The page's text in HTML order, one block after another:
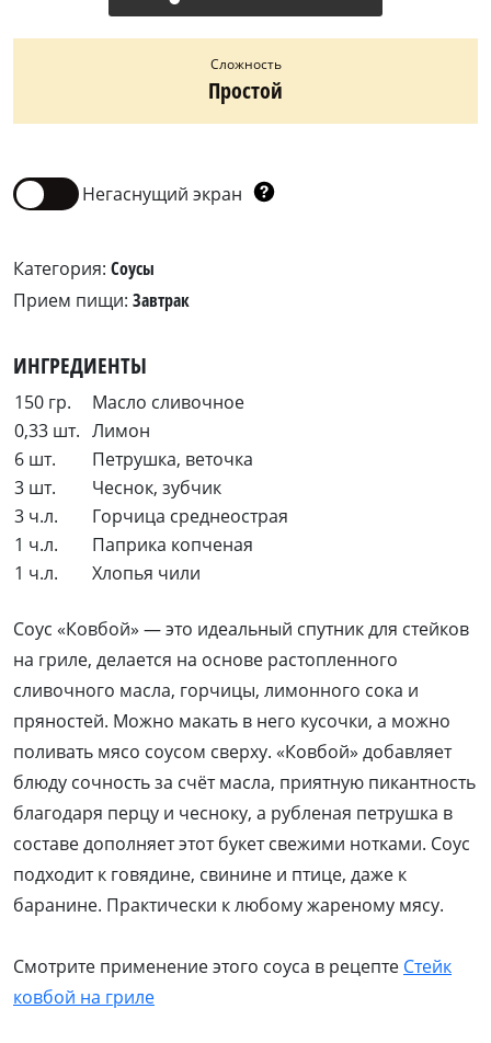
Сложность
Простой
Негаснущий экран
Категория: Соусы
Прием пищи: Завтрак
ИНГРЕДИЕНТЫ
150 гр.
Масло сливочное
0,33 шт. Лимон
6 шт.
Петрушка, веточка
3 шт.
Чеснок, зубчик
3 ч.л.
Горчица среднеострая
1 ч.л.
Паприка копченая
1 ч.л.
Хлопья чили
Соус «Ковбой» — это идеальный спутник для стейков
на гриле, делается на основе растопленного
сливочного масла, горчицы, лимонного сока и
пряностей. Можно макать в него кусочки, а можно
поливать мясо соусом сверху. «Ковбой» добавляет
блюду сочность за счёт масла, приятную пикантность
благодаря перцу и чесноку, а рубленая петрушка в
составе дополняет этот букет свежими нотками. Соус
подходит к говядине, свинине и птице, даже к
баранине. Практически к любому жареному мясу.
Смотрите применение этого соуса в рецепте Стейк
ковбой на гриле